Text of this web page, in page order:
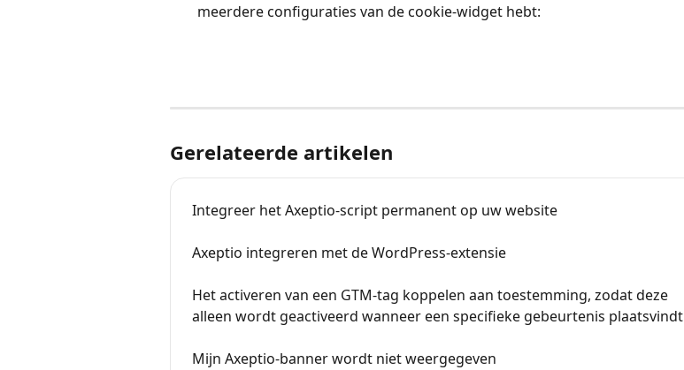
meerdere configuraties van de cookie-widget hebt:
Gerelateerde artikelen
Integreer het Axeptio-script permanent op uw website
Axeptio integreren met de WordPress-extensie
Het activeren van een GTM-tag koppelen aan toestemming, zodat deze
alleen wordt geactiveerd wanneer een specifieke gebeurtenis plaatsvindt
Mijn Axeptio-banner wordt niet weergegeven